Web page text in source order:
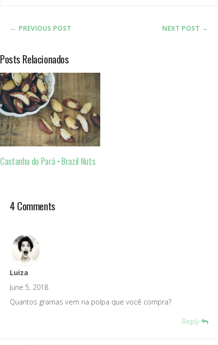
← PREVIOUS POST NEXT POST →
Posts Relacionados
Castanha do Pará • Brazil Nuts
4 Comments
Luiza
June 5, 2018
Quantos gramas vem na polpa que você compra?
Reply